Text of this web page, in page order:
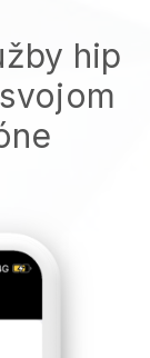
hip